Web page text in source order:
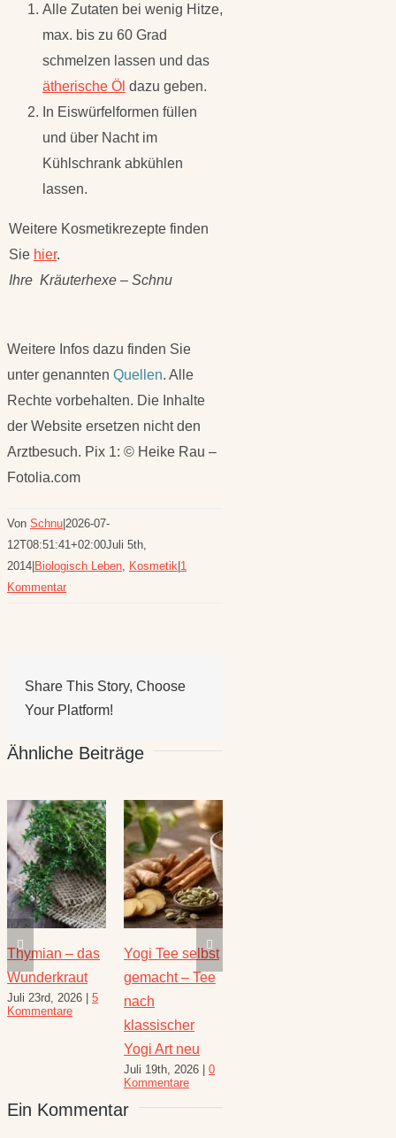
Alle Zutaten bei wenig Hitze,
max. bis zu 60 Grad
schmelzen lassen und das
ätherische Öl dazu geben.
In Eiswürfelformen füllen
und über Nacht im
Kühlschrank abkühlen
lassen.
Weitere Kosmetikrezepte finden
Sie hier.
Ihre Kräuterhexe – Schnu
Weitere Infos dazu finden Sie
unter genannten Quellen. Alle
Rechte vorbehalten. Die Inhalte
der Website ersetzen nicht den
Arztbesuch. Pix 1: © Heike Rau –
Fotolia.com
Von Schnu 2026-07-
12T08:51:41+02:00Juli 5th,
2014 Biologisch Leben, Kosmetik 1
Kommentar
Share This Story, Choose
Your Platform!
Ähnliche Beiträge
Thymian – das
Wunderkraut
Juli 23rd, 2026
5
Kommentare
Yogi Tee selbst
gemacht – Tee
nach
klassischer
Yogi Art neu
Juli 19th, 2026
0
Kommentare
Ein Kommentar